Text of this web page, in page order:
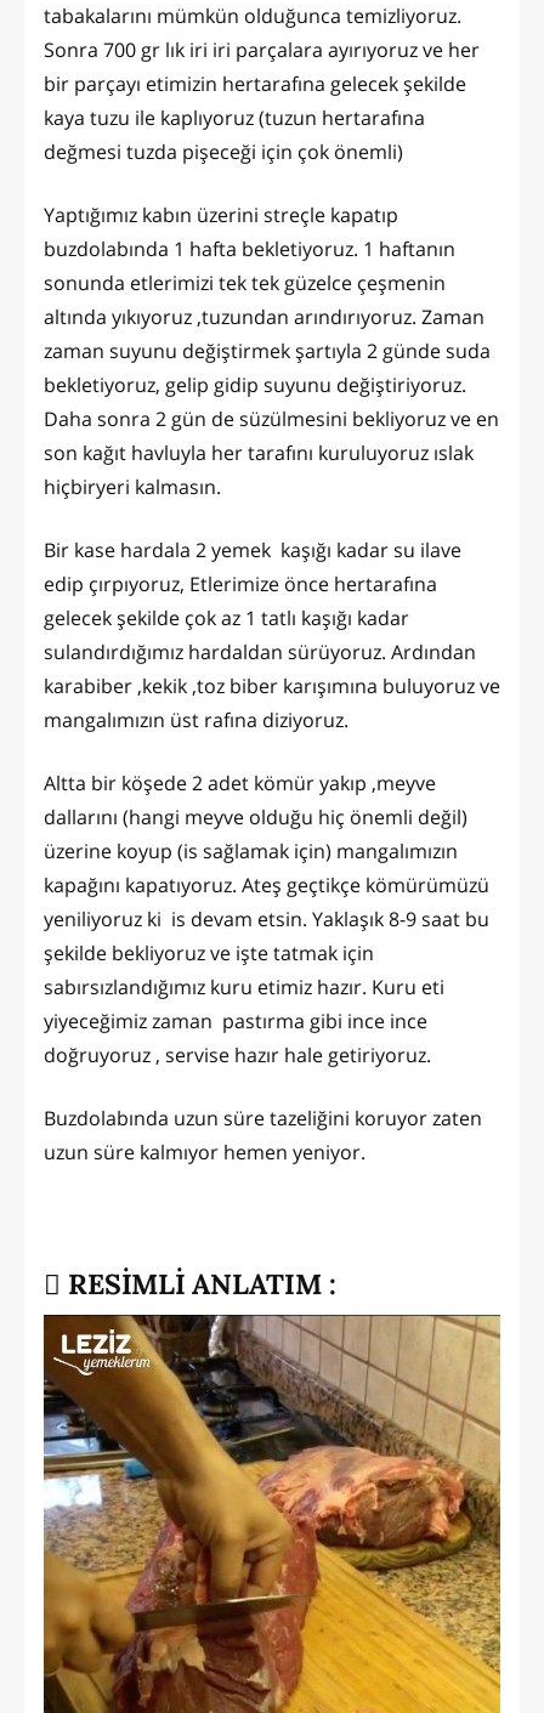
tabakalarını mümkün olduğunca temizliyoruz.
Sonra 700 gr lık iri iri parçalara ayırıyoruz ve her
bir parçayı etimizin hertarafına gelecek şekilde
kaya tuzu ile kaplıyoruz (tuzun hertarafına
değmesi tuzda pişeceği için çok önemli)
Yaptığımız kabın üzerini streçle kapatıp
buzdolabında 1 hafta bekletiyoruz. 1 haftanın
sonunda etlerimizi tek tek güzelce çeşmenin
altında yıkıyoruz ,tuzundan arındırıyoruz. Zaman
zaman suyunu değiştirmek şartıyla 2 günde suda
bekletiyoruz, gelip gidip suyunu değiştiriyoruz.
Daha sonra 2 gün de süzülmesini bekliyoruz ve en
son kağıt havluyla her tarafını kuruluyoruz ıslak
hiçbiryeri kalmasın.
Bir kase hardala 2 yemek kaşığı kadar su ilave
edip çırpıyoruz, Etlerimize önce hertarafına
gelecek şekilde çok az 1 tatlı kaşığı kadar
sulandırdığımız hardaldan sürüyoruz. Ardından
karabiber ,kekik ,toz biber karışımına buluyoruz ve
mangalımızın üst rafına diziyoruz.
Altta bir köşede 2 adet kömür yakıp ,meyve
dallarını (hangi meyve olduğu hiç önemli değil)
üzerine koyup (is sağlamak için) mangalımızın
kapağını kapatıyoruz. Ateş geçtikçe kömürümüzü
yeniliyoruz ki is devam etsin. Yaklaşık 8-9 saat bu
şekilde bekliyoruz ve işte tatmak için
sabırsızlandığımız kuru etimiz hazır. Kuru eti
yiyeceğimiz zaman pastırma gibi ince ince
doğruyoruz , servise hazır hale getiriyoruz.
Buzdolabında uzun süre tazeliğini koruyor zaten
uzun süre kalmıyor hemen yeniyor.
RESİMLİ ANLATIM :